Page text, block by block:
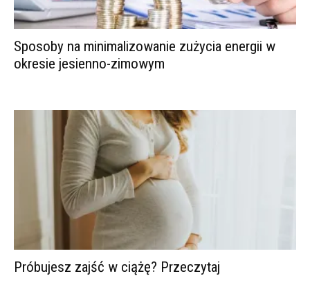
Sposoby na minimalizowanie zużycia energii w
okresie jesienno-zimowym
Próbujesz zajść w ciążę? Przeczytaj